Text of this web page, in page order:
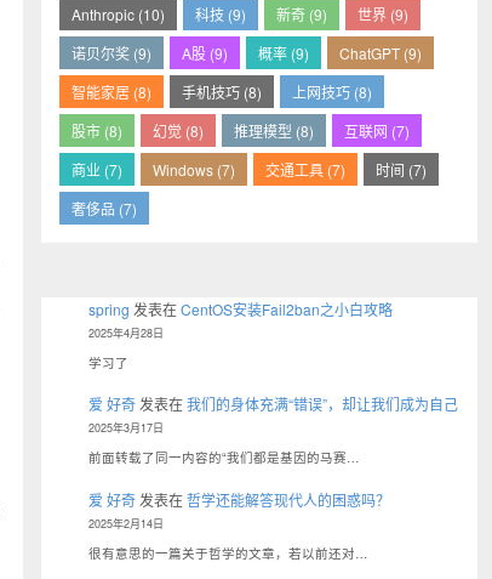
Anthropic (10)
科技 (9) 新奇 (9)
世界 (9)
诺贝尔奖 (9)
A股 (9) 概率 (9)
ChatGPT (9)
智能家居 (8)
手机技巧 (8)
上网技巧 (8)
股市 (8)
幻觉 (8) 推理模型 (8)
互联网 (7)
商业 (7)
Windows (7) 交通工具 (7)
时间 (7)
奢侈品 (7)
spring 发表在CentOS安装Fail2ban之小白攻略
2025年4月28日
学习了
爱 好奇发表在我们的身体充满“错误”，却让我们成为自己
2025年3月17日
前面转载了同一内容的“我们都是基因的马赛…
爱 好奇 发表在哲学还能解答现代人的困惑吗？
2025年2月14日
很有意思的一篇关于哲学的文章，若以前还对…